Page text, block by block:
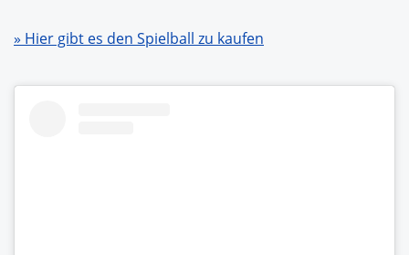
» Hier gibt es den Spielball zu kaufen